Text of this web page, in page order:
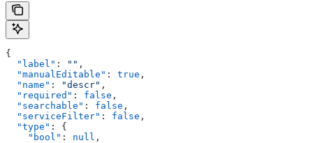
{
  "label"
: "" ,
  "manualEditable"
: true ,
  "name"
: "descr" ,
  "required"
: false ,
  "searchable"
: false ,
  "serviceFilter"
: false ,
  "type"
: {
    "bool"
: null ,